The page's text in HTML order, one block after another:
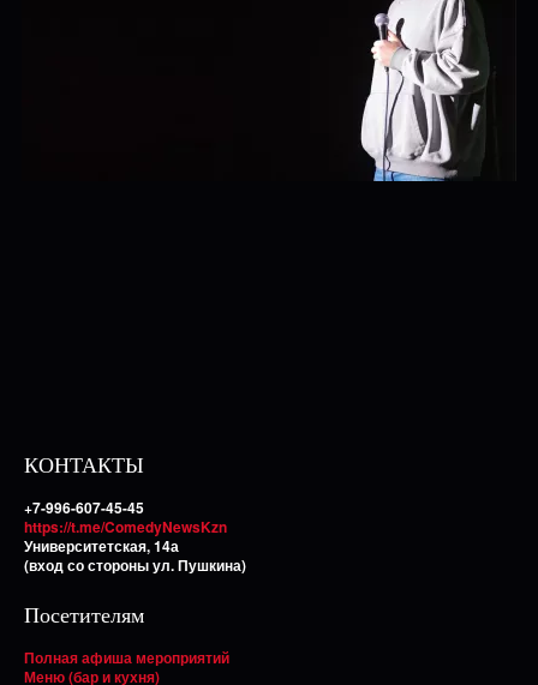
КОНТАКТЫ
+7-996-607-45-45
https://t.me/ComedyNewsKzn
Университетская, 14а
(вход со стороны ул. Пушкина)
Посетителям
Полная афиша мероприятий
Меню (бар и кухня)